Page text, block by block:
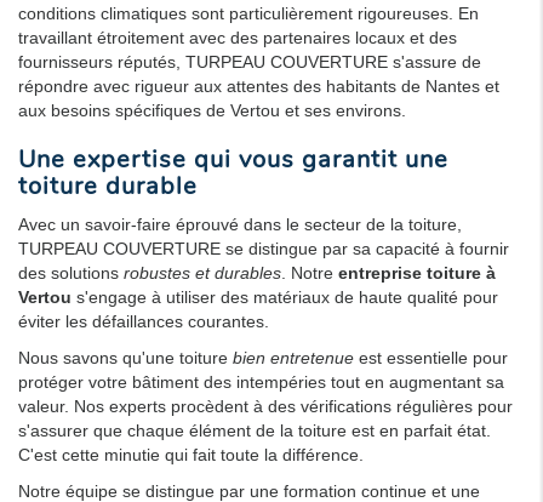
conditions climatiques sont particulièrement rigoureuses. En
travaillant étroitement avec des partenaires locaux et des
fournisseurs réputés, TURPEAU COUVERTURE s'assure de
répondre avec rigueur aux attentes des habitants de Nantes et
aux besoins spécifiques de Vertou et ses environs.
Une expertise qui vous garantit une
toiture durable
Avec un savoir-faire éprouvé dans le secteur de la toiture,
TURPEAU COUVERTURE se distingue par sa capacité à fournir
des solutions robustes et durables . Notre entreprise toiture à
Vertou s'engage à utiliser des matériaux de haute qualité pour
éviter les défaillances courantes.
Nous savons qu'une toiture bien entretenue est essentielle pour
protéger votre bâtiment des intempéries tout en augmentant sa
valeur. Nos experts procèdent à des vérifications régulières pour
s'assurer que chaque élément de la toiture est en parfait état.
C'est cette minutie qui fait toute la différence.
Notre équipe se distingue par une formation continue et une